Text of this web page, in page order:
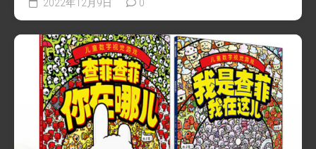
2022年12月9日 0